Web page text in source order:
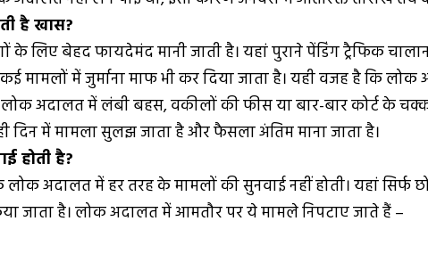
है खास?
लिए बेहद फायदेमंद मानी जाती है। यहां पुराने पेंडिंग ट्रैफिक
मामलों में जुर्माना माफ भी कर दिया जाता है। यही वजह है कि
अदालत में लंबी बहस, वकीलों की फीस या बार-बार कोर्ट के
दिन में मामला सुलझ जाता है और फैसला अंतिम माना जाता है।
होती है?
अदालत में हर तरह के मामलों की सुनवाई नहीं होती। यहां सिर्फ
जाता है। लोक अदालत में आमतौर पर ये मामले निपटाए जाते हैं –